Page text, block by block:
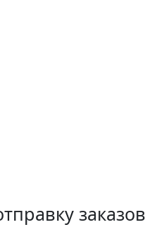
заказов